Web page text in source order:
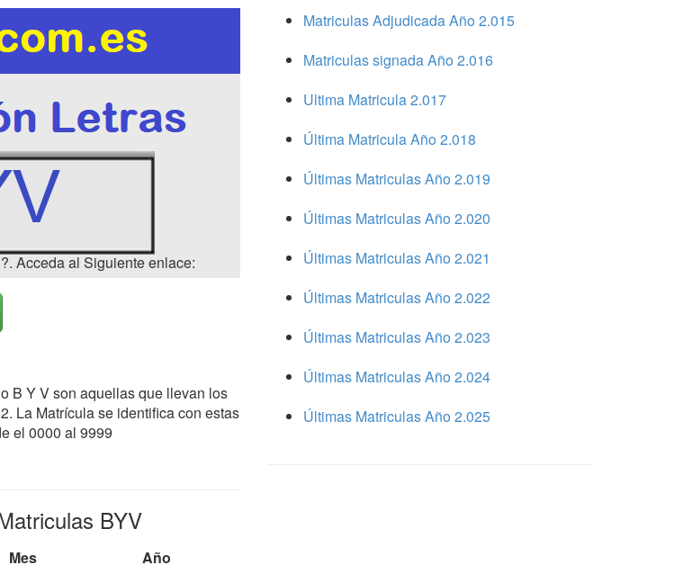
Acceda al Siguiente enlace:
B Y V son aquellas que llevan los
La Matrícula se identifica con estas
el 0000 al 9999
BYV
Mes
Año
Matriculas Adjudicada Año 2.015
Matriculas signada Año 2.016
Ultima Matricula 2.017
Última Matricula Año 2.018
Últimas Matriculas Año 2.019
Últimas Matriculas Año 2.020
Últimas Matriculas Año 2.021
Últimas Matriculas Año 2.022
Últimas Matriculas Año 2.023
Últimas Matriculas Año 2.024
Últimas Matriculas Año 2.025